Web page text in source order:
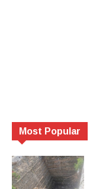
Most Popular